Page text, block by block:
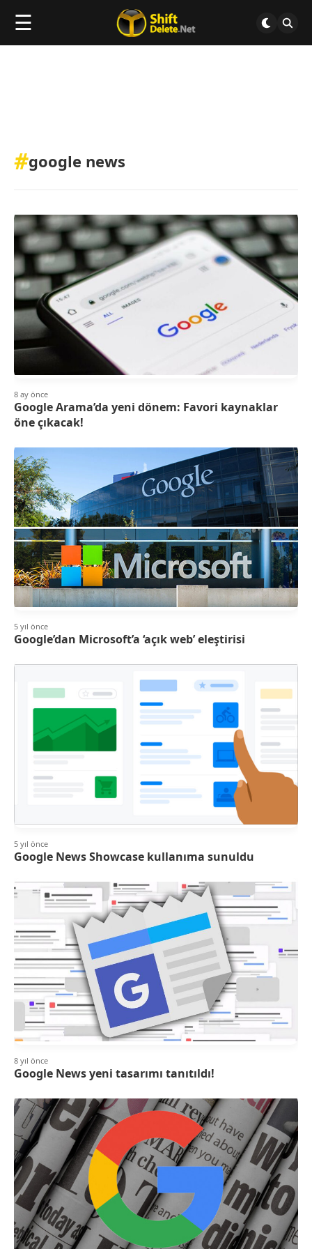
☰
#google news
8 ay önce
Google Arama’da yeni dönem: Favori kaynaklar
öne çıkacak!
5 yıl önce
Google’dan Microsoft’a ‘açık web’ eleştirisi
5 yıl önce
Google News Showcase kullanıma sunuldu
8 yıl önce
Google News yeni tasarımı tanıtıldı!